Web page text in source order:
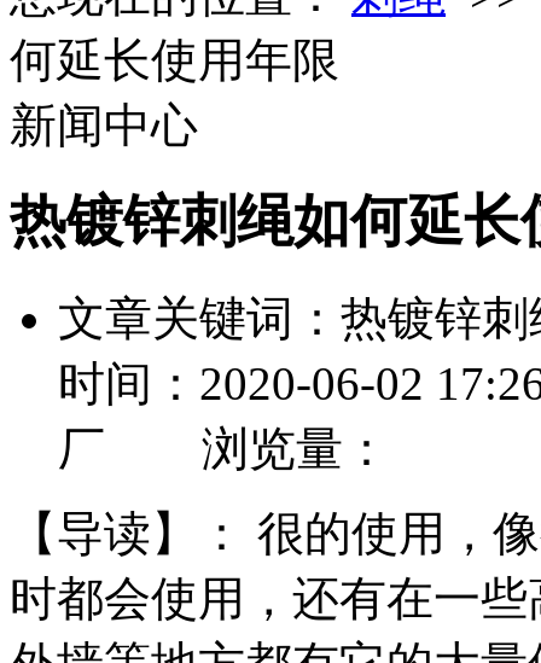
何延长使用年限
新闻中心
热镀锌刺绳如何延长
文章关键词：热镀锌
时间：2020-06-02
厂 浏览量：
【导读】：
很的使用，
时都会使用，还有在一